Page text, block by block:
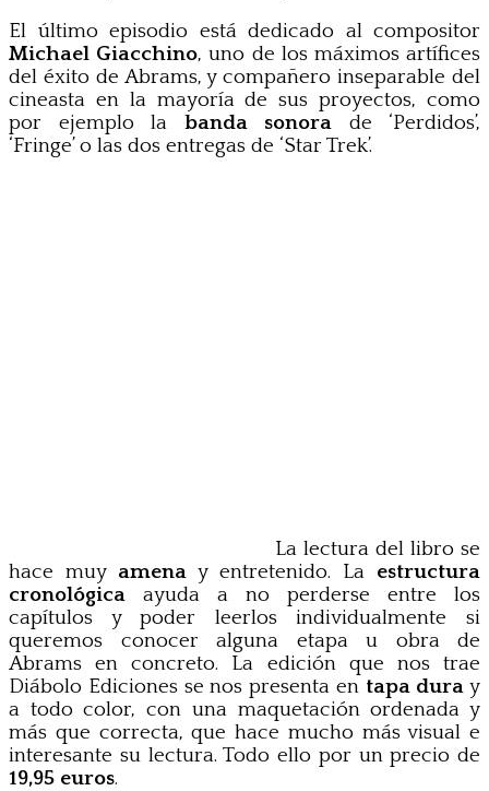
El último episodio está dedicado al compositor
Michael Giacchino, uno de los máximos artífices
del éxito de Abrams, y compañero inseparable del
cineasta en la mayoría de sus proyectos, como
por ejemplo la banda sonora de ‘Perdidos’,
‘Fringe’ o las dos entregas de ‘Star Trek’.
La lectura del libro se
hace muy amena y entretenido. La estructura
cronológica ayuda a no perderse entre los
capítulos y poder leerlos individualmente si
queremos conocer alguna etapa u obra de
Abrams en concreto. La edición que nos trae
Diábolo Ediciones se nos presenta en tapa dura y
a todo color, con una maquetación ordenada y
más que correcta, que hace mucho más visual e
interesante su lectura. Todo ello por un precio de
19,95 euros.